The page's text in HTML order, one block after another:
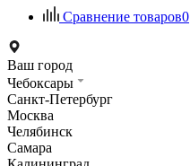
Сравнение товаров0
Ваш город
Чебоксары
Санкт-Петербург
Москва
Челябинск
Самара